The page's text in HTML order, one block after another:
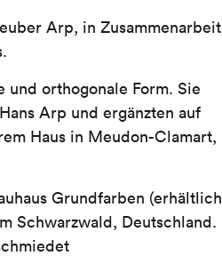
Arp, in Zusammenarbeit
orthogonale Form. Sie
Arp und ergänzten auf
Haus in Meudon-Clamart,
Grundfarben (erhältlich
Schwarzwald, Deutschland.